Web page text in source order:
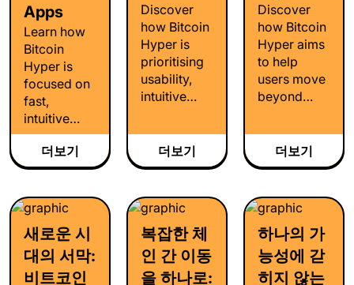
Apps
Learn how
Bitcoin
Hyper is
focused on
fast,
intuitive
user
experiences
that reduce
encourage
and support
broader
blockchain
더보기
Discover
how Bitcoin
Hyper is
prioritising
usability,
intuitive
seamless
user
experiences
blockchain
technology
more
accessible
and drive
더보기
Discover
how Bitcoin
Hyper aims
to help
users move
beyond
holding
Bitcoin by
creating
tools,
applications,
and
everyday
digital
더보기
새로운 시
대의 서막:
비트코인
복잡한 체
인 간 이동
을 하나로:
하나의 가
능성에 갇
히지 않는